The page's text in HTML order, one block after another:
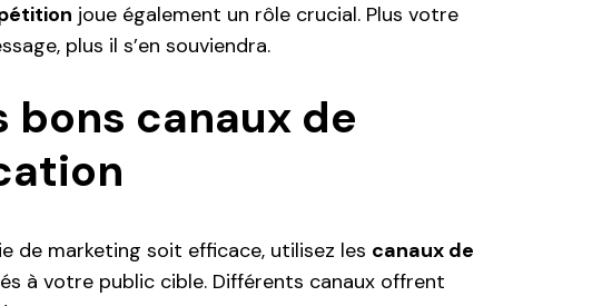
joue également un rôle crucial. Plus votre
plus il s’en souviendra.
bons canaux de
de marketing soit efficace, utilisez les canaux de
à votre public cible. Différents canaux offrent